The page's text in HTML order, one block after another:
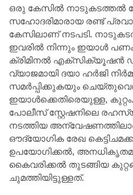
ഒരു കേസിൽ നാടുകടത്തൽ
സഹോദരിമാരായ രണ്ട്
കേസിലാണ് നടപടി.
ഇവരിൽ നിന്നും ഇയാൾ
ക്രിമിനൽ എക്‌സിക്യൂഷൻ
വ്യാജമായി ദയാ ഹർജി
സമർപ്പിക്കുകയും
ഇയാൾക്കെതിരെയുള്ള,
പോലീസ് സ്റ്റേഷനിലെ
നടത്തിയ
ഔദ്യോഗിക രേഖ
ഉപയോഗിക്കൽ,
കൈവരിക്കൽ തുടങ്ങിയ
ചുമത്തിയിട്ടുള്ളത്.